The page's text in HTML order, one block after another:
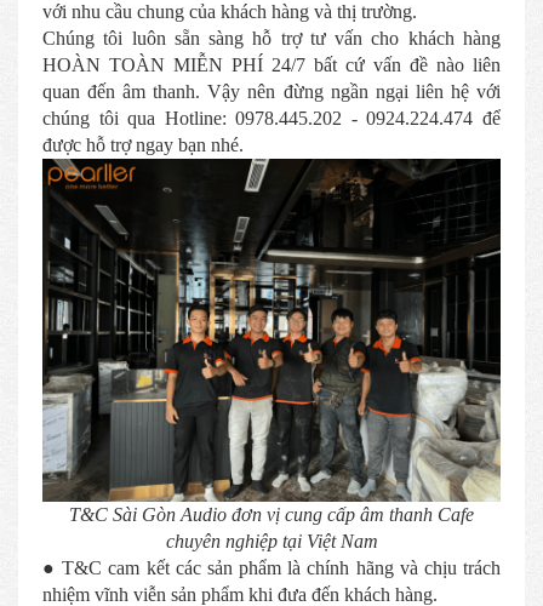
với nhu cầu chung của khách hàng và thị trường.
Chúng tôi luôn sẵn sàng hỗ trợ tư vấn cho khách hàng
HOÀN TOÀN MIỄN PHÍ 24/7 bất cứ vấn đề nào liên
quan đến âm thanh. Vậy nên đừng ngần ngại liên hệ với
chúng tôi qua Hotline: 0978.445.202 - 0924.224.474 để
được hỗ trợ ngay bạn nhé.
T&C Sài Gòn Audio đơn vị cung cấp âm thanh Cafe
chuyên nghiệp tại Việt Nam
● T&C cam kết các sản phẩm là chính hãng và chịu trách
nhiệm vĩnh viễn sản phẩm khi đưa đến khách hàng.